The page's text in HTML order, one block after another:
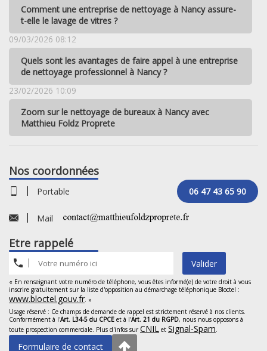
Comment une entreprise de nettoyage à Nancy assure-
t-elle le lavage de vitres ?
09/03/2026 08:12
Quels sont les avantages de faire appel à une entreprise
de nettoyage professionnel à Nancy ?
23/02/2026 10:09
Zoom sur le nettoyage de bureaux à Nancy avec
Matthieu Foldz Proprete
Nos coordonnées
Portable 06 47 43 65 90
Mail
Etre rappelé
Valider
« En renseignant votre numéro de téléphone, vous êtes informé(e) de votre droit à vous
inscrire gratuitement sur la liste d'opposition au démarchage téléphonique Bloctel :
www.bloctel.gouv.fr . »
Usage réservé : Ce champs de demande de rappel est strictement réservé à nos clients.
Conformément à l'Art. L34-5 du CPCE et à l'Art. 21 du RGPD, nous nous opposons à
toute prospection commerciale. Plus d'infos surCNIL et Signal-Spam
Formulaire de contact